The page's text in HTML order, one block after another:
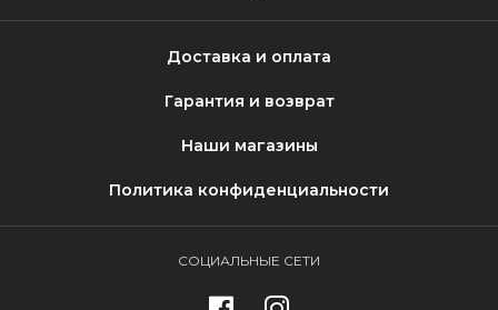
Доставка и оплата
Гарантия и возврат
Наши магазины
Политика конфиденциальности
СОЦИАЛЬНЫЕ СЕТИ